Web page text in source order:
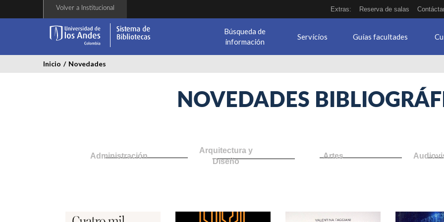
Volver a Institucional Extras: Reserva de salas
Búsqueda de
información
Servicios Guías facultades
Inicio / Novedades
NOVEDADES
Administración
Arquitectura y
Diseño
Artes